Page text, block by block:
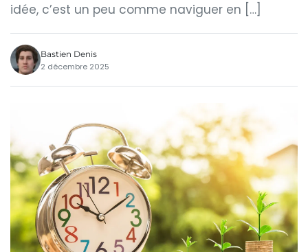
idée, c’est un peu comme naviguer en […]
Bastien Denis
2 décembre 2025